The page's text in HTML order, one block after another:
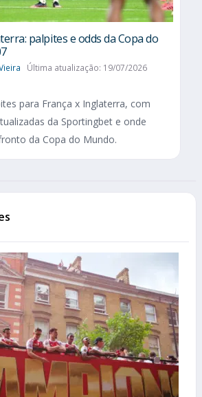
palpites e odds da Copa do
Última atualização: 19/07/2026
para França x Inglaterra, com
da Sportingbet e onde
da Copa do Mundo.